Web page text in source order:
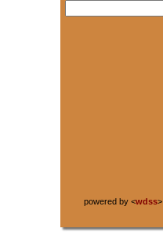
powered by <wdss>